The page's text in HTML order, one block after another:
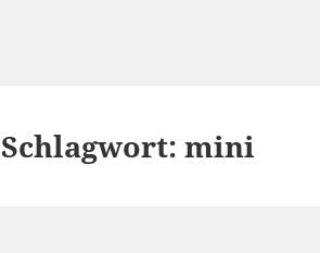
Schlagwort:mini